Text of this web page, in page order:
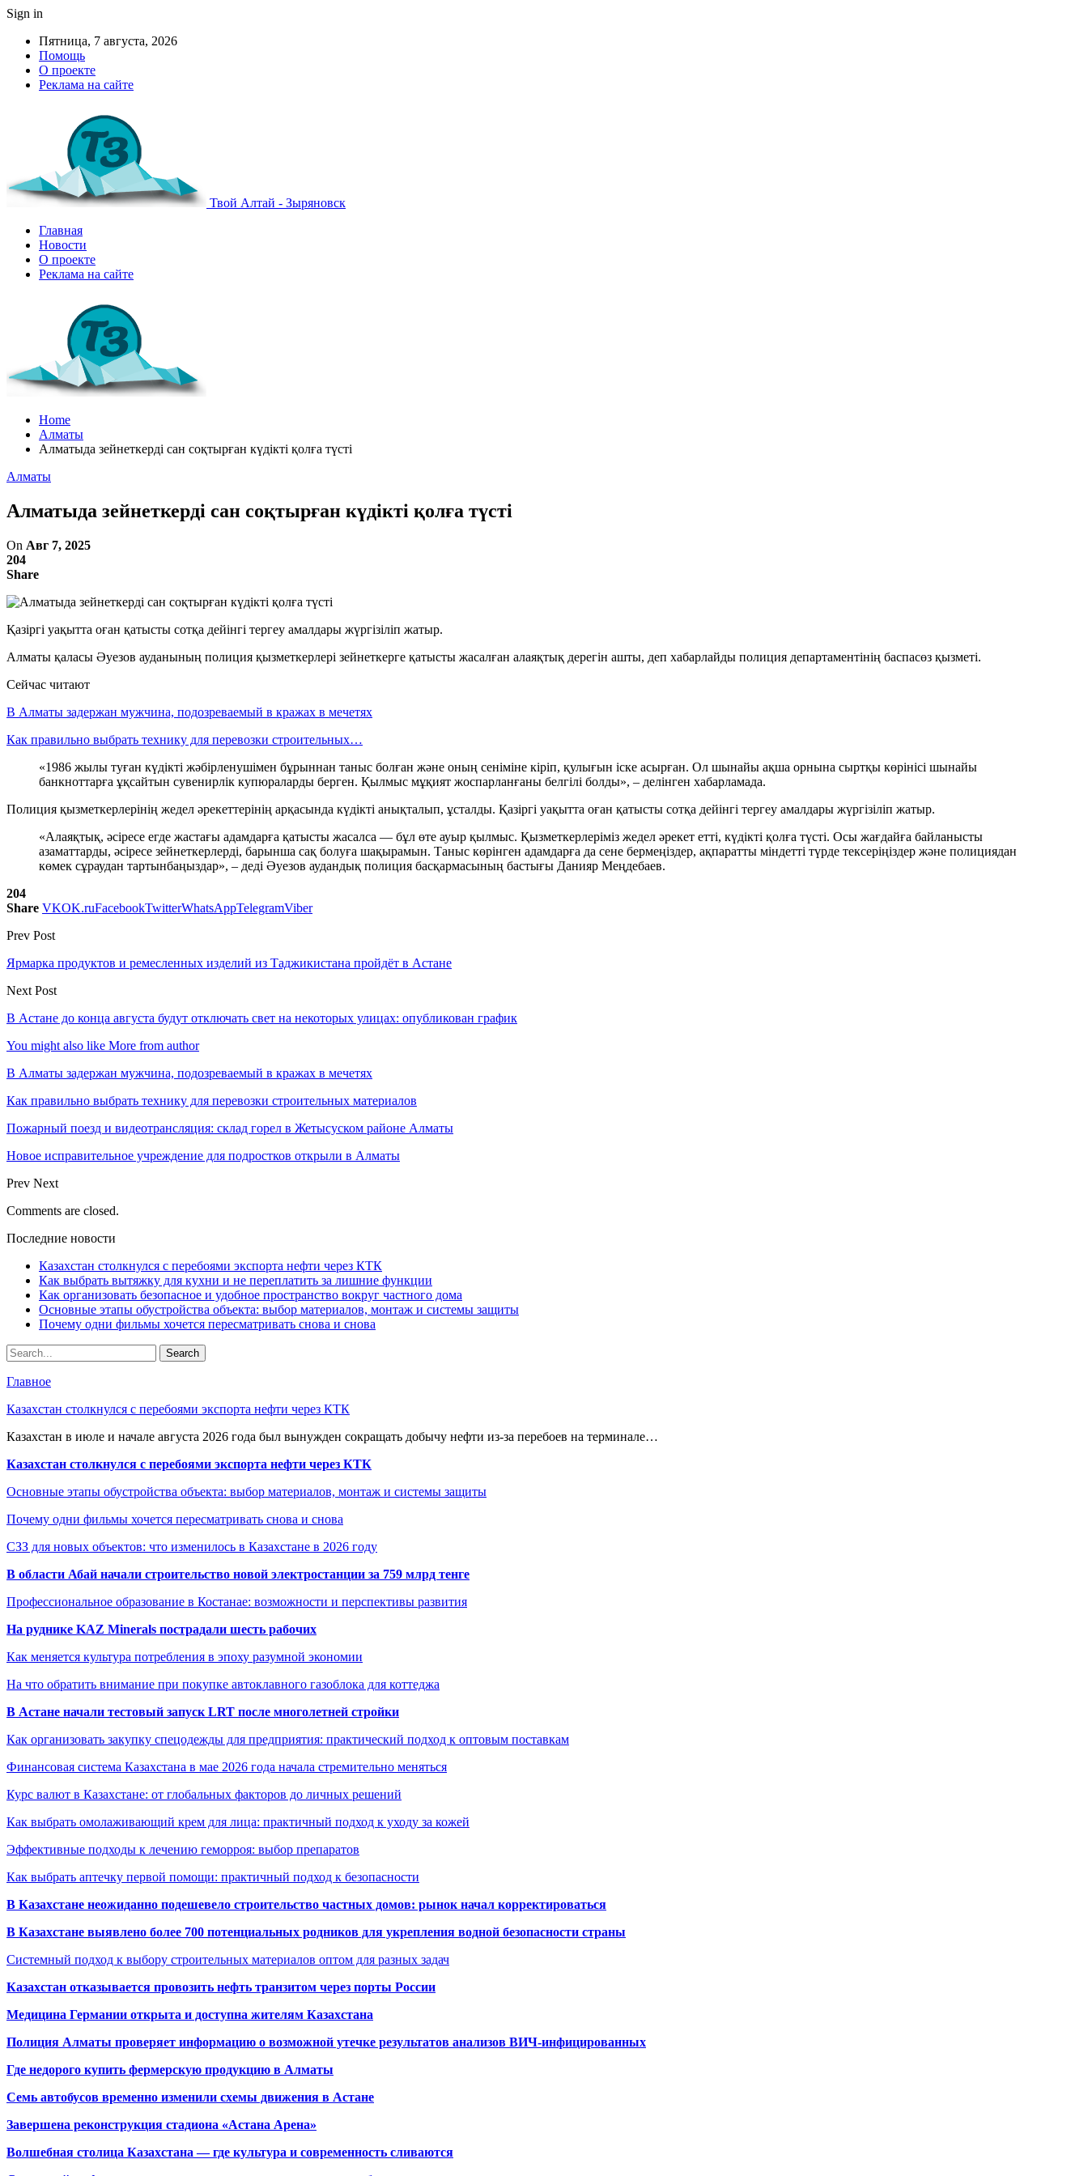
Sign in
Пятница, 7 августа, 2026
Помощь
О проекте
Реклама на сайте
Твой Алтай - Зыряновск
Главная
Новости
О проекте
Реклама на сайте
Home
Алматы
Алматыда зейнеткерді сан соқтырған күдікті қолға түсті
Алматы
Алматыда зейнеткерді сан соқтырған күдікті қолға түсті
On Авг 7, 2025
204
Share
Қазіргі уақытта оған қатысты сотқа дейінгі тергеу амалдары жүргізіліп жатыр.
Алматы қаласы Әуезов ауданының полиция қызметкерлері зейнеткерге қатысты жасалған алаяқтық дерегін ашты, деп хабарлайды полиция департаментінің баспасөз қызметі.
Сейчас читают
В Алматы задержан мужчина, подозреваемый в кражах в мечетях
Как правильно выбрать технику для перевозки строительных…
«1986 жылы туған күдікті жәбірленушімен бұрыннан таныс болған және оның сеніміне кіріп, қулығын іске асырған. Ол шынайы ақша орнына сыртқы көрінісі шынайы
банкноттарға ұқсайтын сувенирлік купюраларды берген. Қылмыс мұқият жоспарланғаны белгілі болды», – делінген хабарламада.
Полиция қызметкерлерінің жедел әрекеттерінің арқасында күдікті анықталып, ұсталды. Қазіргі уақытта оған қатысты сотқа дейінгі тергеу амалдары жүргізіліп жатыр.
«Алаяқтық, әсіресе егде жастағы адамдарға қатысты жасалса — бұл өте ауыр қылмыс. Қызметкерлеріміз жедел әрекет етті, күдікті қолға түсті. Осы жағдайға байланысты
азаматтарды, әсіресе зейнеткерлерді, барынша сақ болуға шақырамын. Таныс көрінген адамдарға да сене бермеңіздер, ақпаратты міндетті түрде тексеріңіздер және полициядан
көмек сұраудан тартынбаңыздар», – деді Әуезов аудандық полиция басқармасының бастығы Данияр Меңдебаев.
204
Share VKOK.ruFacebookTwitterWhatsAppTelegramViber
Prev Post
Ярмарка продуктов и ремесленных изделий из Таджикистана пройдёт в Астане
Next Post
В Астане до конца августа будут отключать свет на некоторых улицах: опубликован график
You might also like More from author
В Алматы задержан мужчина, подозреваемый в кражах в мечетях
Как правильно выбрать технику для перевозки строительных материалов
Пожарный поезд и видеотрансляция: склад горел в Жетысуском районе Алматы
Новое исправительное учреждение для подростков открыли в Алматы
Prev Next
Comments are closed.
Последние новости
Казахстан столкнулся с перебоями экспорта нефти через КТК
Как выбрать вытяжку для кухни и не переплатить за лишние функции
Как организовать безопасное и удобное пространство вокруг частного дома
Основные этапы обустройства объекта: выбор материалов, монтаж и системы защиты
Почему одни фильмы хочется пересматривать снова и снова
Главное
Казахстан столкнулся с перебоями экспорта нефти через КТК
Казахстан в июле и начале августа 2026 года был вынужден сокращать добычу нефти из-за перебоев на терминале…
Казахстан столкнулся с перебоями экспорта нефти через КТК
Основные этапы обустройства объекта: выбор материалов, монтаж и системы защиты
Почему одни фильмы хочется пересматривать снова и снова
СЗЗ для новых объектов: что изменилось в Казахстане в 2026 году
В области Абай начали строительство новой электростанции за 759 млрд тенге
Профессиональное образование в Костанае: возможности и перспективы развития
На руднике KAZ Minerals пострадали шесть рабочих
Как меняется культура потребления в эпоху разумной экономии
На что обратить внимание при покупке автоклавного газоблока для коттеджа
В Астане начали тестовый запуск LRT после многолетней стройки
Как организовать закупку спецодежды для предприятия: практический подход к оптовым поставкам
Финансовая система Казахстана в мае 2026 года начала стремительно меняться
Курс валют в Казахстане: от глобальных факторов до личных решений
Как выбрать омолаживающий крем для лица: практичный подход к уходу за кожей
Эффективные подходы к лечению геморроя: выбор препаратов
Как выбрать аптечку первой помощи: практичный подход к безопасности
В Казахстане неожиданно подешевело строительство частных домов: рынок начал корректироваться
В Казахстане выявлено более 700 потенциальных родников для укрепления водной безопасности страны
Системный подход к выбору строительных материалов оптом для разных задач
Казахстан отказывается провозить нефть транзитом через порты России
Медицина Германии открыта и доступна жителям Казахстана
Полиция Алматы проверяет информацию о возможной утечке результатов анализов ВИЧ-инфицированных
Где недорого купить фермерскую продукцию в Алматы
Семь автобусов временно изменили схемы движения в Астане
Завершена реконструкция стадиона «Астана Арена»
Волшебная столица Казахстана — где культура и современность сливаются